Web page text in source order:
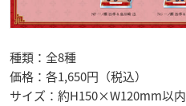
種類：全8種
価格：各1,650円（税込）
サイズ：約H150×W120mm以内